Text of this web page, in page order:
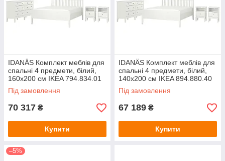
IDANÄS Комплект меблів для
спальні 4 предмети, білий,
160х200 см IKEA 794.834.01
Під замовлення
70 317 ₴
Купити
IDANÄS Комплект меблів для
спальні 4 предмети, білий,
140х200 см IKEA 894.880.40
Під замовлення
67 189 ₴
Купити
–5%